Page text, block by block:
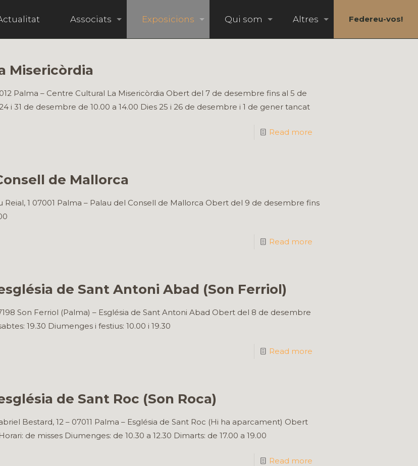
Associats Exposicions Qui som Altres Federeu-vos!
Misericòrdia
Palma – Centre Cultural La Misericòrdia Obert del 7 de desembre fins al 5 de
i 31 de desembre de 10.00 a 14.00 Dies 25 i 26 de desembre i 1 de gener tancat
Read more
de Mallorca
1 07001 Palma – Palau del Consell de Mallorca Obert del 9 de desembre fins
Read more
de Sant Antoni Abad (Son Ferriol)
Son Ferriol (Palma) – Església de Sant Antoni Abad Obert del 8 de desembre
19.30 Diumenges i festius: 10.00 i 19.30
Read more
de Sant Roc (Son Roca)
Bestard, 12 – 07011 Palma – Església de Sant Roc (Hi ha aparcament) Obert
de misses Diumenges: de 10.30 a 12.30 Dimarts: de 17.00 a 19.00
Read more